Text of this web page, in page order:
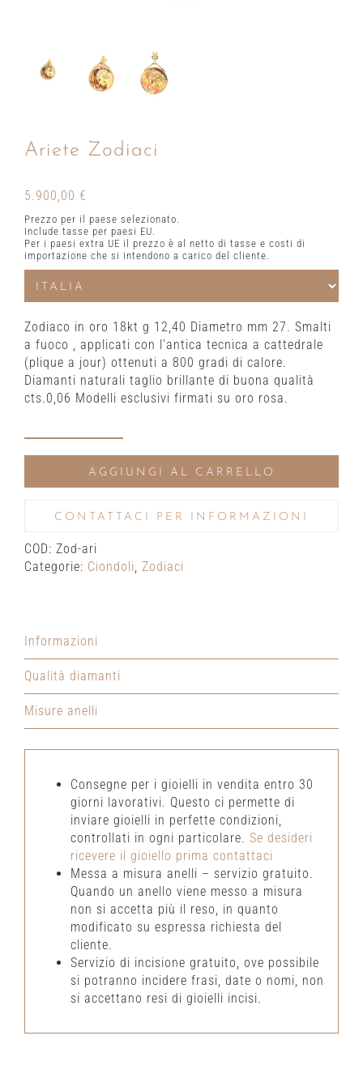
Ariete Zodiaci
5.900,00 €
Prezzo per il paese selezionato.
Include tasse per paesi EU.
Per i paesi extra UE il prezzo è al netto di tasse e costi di
importazione che si intendono a carico del cliente.
Zodiaco in oro 18kt g 12,40 Diametro mm 27. Smalti
a fuoco , applicati con l’antica tecnica a cattedrale
(plique a jour) ottenuti a 800 gradi di calore.
Diamanti naturali taglio brillante di buona qualità
cts.0,06 Modelli esclusivi firmati su oro rosa.
AGGIUNGI AL CARRELLO
CONTATTACI PER INFORMAZIONI
COD: Zod-ari
Categorie: Ciondoli, Zodiaci
Informazioni
Qualità diamanti
Misure anelli
Consegne per i gioielli in vendita entro 30
giorni lavorativi. Questo ci permette di
inviare gioielli in perfette condizioni,
controllati in ogni particolare. Se desideri
ricevere il gioiello prima contattaci
Messa a misura anelli – servizio gratuito.
Quando un anello viene messo a misura
non si accetta più il reso, in quanto
modificato su espressa richiesta del
cliente.
Servizio di incisione gratuito, ove possibile
si potranno incidere frasi, date o nomi, non
si accettano resi di gioielli incisi.